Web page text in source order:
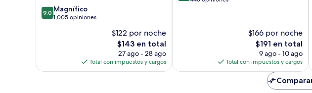
9.0
de
9.0 Magnífico
1,005 opiniones
$122 por noche
El
precio
actual
es
$143 en total
27 ago - 28 ago
Total con impuestos y cargos
$166 por noche
El
precio
actual
es
$191 en total
9 ago - 10 ago
Total con impuestos y cargos